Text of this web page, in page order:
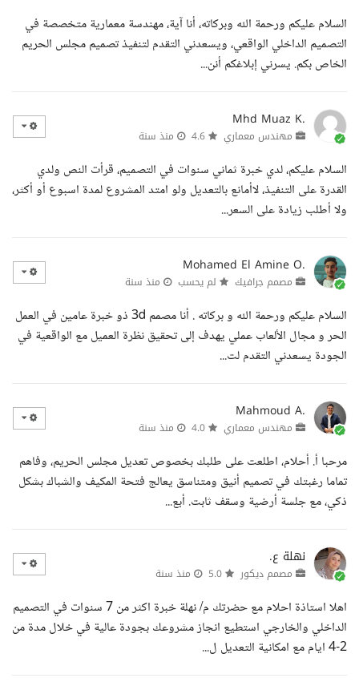
السلام عليكم ورحمة الله وبركاته، أنا آية، مهندسة معمارية متخصصة في
التصميم الداخلي الواقعي، ويسعدني التقدم لتنفيذ تصميم مجلس الحريم
الخاص بكم. يسرني إبلاغكم أنن...
Mhd Muaz K.
مهندس معماري منذ سنة
السلام عليكم، لدي خبرة ثماني سنوات في التصميم، قرأت النص ولدي
القدرة على التنفيذ، لاأمانع بالتعديل ولو امتد المشروع لمدة اسبوع أو أكثر،
ولا أطلب زيادة على السعر...
Mohamed El Amine O.
مصمم جرافيك لم يحسب منذ سنة
السلام عليكم ورحمة الله و بركاته . أنا مصمم 3d ذو خبرة عامين في العمل
الحر و مجال الألعاب عملي يهدف إلى تحقيق نظرة العميل مع الواقعية في
الجودة يسعدني التقدم لت...
Mahmoud A.
مهندس معماري منذ سنة
مرحبا أ. أحلام، اطلعت على طلبك بخصوص تعديل مجلس الحريم، وفاهم
تماما رغبتك في تصميم أنيق ومتناسق يعالج فتحة المكيف والشباك بشكل
ذكي، مع جلسة أرضية وسقف ثابت. أبع...
نهلة ع.
مصمم ديكور منذ سنة
اهلا استاذة احلام مع حضرتك م/ نهلة خبرة اكثر من 7 سنوات في التصميم
الداخلي والخارجي استطيع انجاز مشروعك بجودة عالية في خلال مدة من
2-4 ايام مع امكانية التعديل ل...